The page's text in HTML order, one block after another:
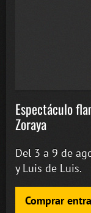
Espectáculo
Zoraya
Del 3 a 9 de
y Luis de Luis.
Comprar